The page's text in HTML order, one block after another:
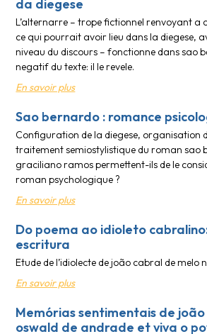
da diegese
L’alternarre – trope fictionnel renvoyant a
ce qui pourrait avoir lieu dans la diegese,
niveau du discours – fonctionne dans sao
negatif du texte: il le revele.
En savoir plus
Sao bernardo : romance
Configuration de la diegese, organisation
traitement semiostylistique du roman sao
graciliano ramos permettent-ils de le
roman psychologique ?
En savoir plus
Do poema ao idioleto
escritura
Etude de l’idiolecte de joão cabral de melo
En savoir plus
Memórias sentimentais de
oswald de andrade et viva o